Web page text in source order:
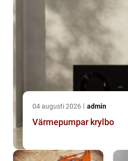
04 augusti 2026 admin
Värmepumpar krylbo